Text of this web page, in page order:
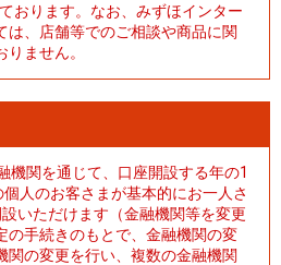
おります。なお、みずほインター
は、店舗等でのご相談や商品に関
ません。
機関を通じて、口座開設する年の1
人のお客さまが基本的にお一人さ
いただけます（金融機関等を変更
の手続きのもとで、金融機関の変
関の変更を行い、複数の金融機関